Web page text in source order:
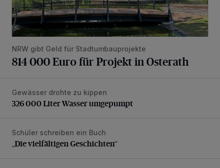
NRW gibt Geld für Stadtumbauprojekte
814 000 Euro für Projekt in Osterath
326 000 Liter Wasser umgepumpt
Gewässer drohte zu kippen
326 000 Liter Wasser umgepumpt
„Die vielfältigen Geschichten“
Schüler schreiben ein Buch
„Die vielfältigen Geschichten“